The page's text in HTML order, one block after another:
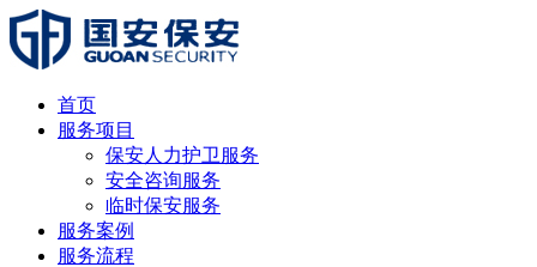
首页
服务项目
保安人力护卫服务
安全咨询服务
临时保安服务
服务案例
服务流程